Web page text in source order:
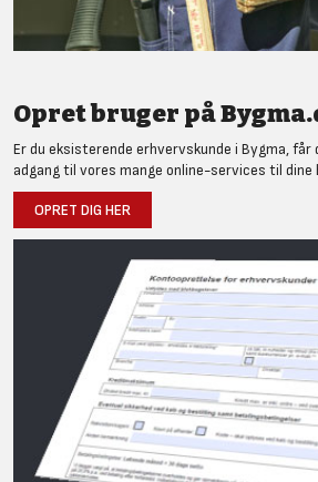
Opret bruger på
Er du eksisterende erhvervskunde i Bygma, får
adgang til vores mange online-services til dine
OPRET DIG HER